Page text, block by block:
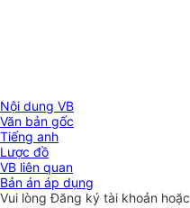
Nội dung VB
Văn bản gốc
Tiếng anh
Lược đồ
VB liên quan
Bản án áp dụng
Vui lòngĐăng ký tài khoản hoặc